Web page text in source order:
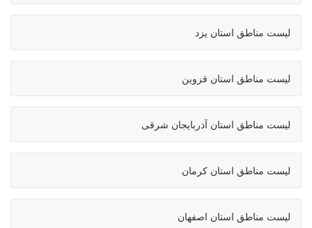
لیست مناطق استان یزد
لیست مناطق استان قزوین
لیست مناطق استان آذربایجان شرقی
لیست مناطق استان کرمان
لیست مناطق استان اصفهان